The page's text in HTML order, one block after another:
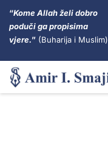
“Kome Allah želi dobro
poduči ga propisima
vjere.” (Buharija i Muslim)